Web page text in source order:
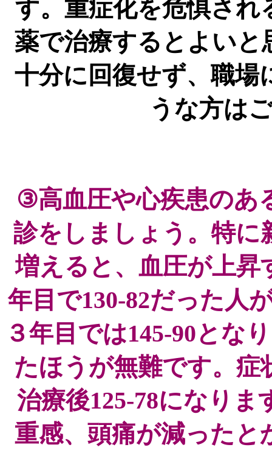
す。重症化を危惧され
薬で治療するとよいと
十分に回復せず、職場
うな方は
③高血圧や心疾患のあ
診をしましょう。特に
増えると、血圧が上昇
年目で130-82だった人
３年目では145-90とな
たほうが無難です。
治療後125-78になり
重感、頭痛が減ったと